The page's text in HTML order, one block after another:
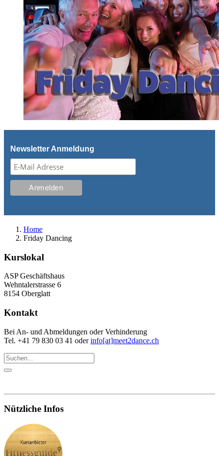
Newsletter Anmeldung
Home
Friday Dancing
Kurslokal
ASP Geschäftshaus
Wehntalerstrasse 6
8154 Oberglatt
Kontakt
Bei An- und Abmeldungen oder Verhinderung
Tel. +41 79 830 03 41 oderinfo[at]meet2dance.ch
Nützliche Infos